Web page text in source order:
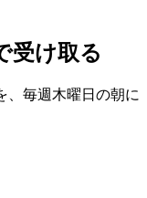
受け取る
毎週木曜日の朝に